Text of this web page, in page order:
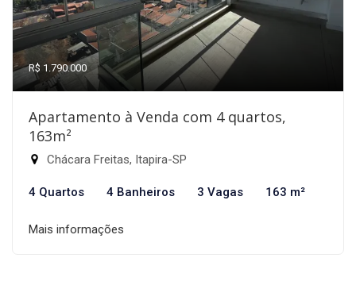
R$ 1.790.000
Apartamento à Venda com 4 quartos,
163m²
Chácara Freitas, Itapira-SP
4 Quartos 4 Banheiros 3 Vagas 163 m²
Mais informações